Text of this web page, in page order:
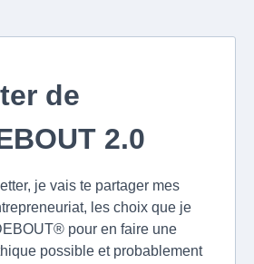
de
2.0
je vais te partager mes
les choix que je
pour en faire une
possible et probablement